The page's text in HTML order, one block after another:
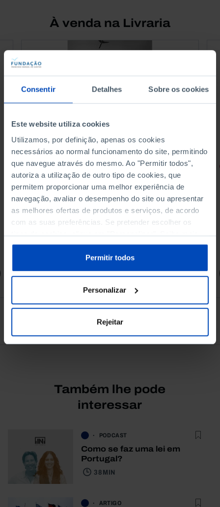
Consentir Detalhes Sobre os cookies
Este website utiliza cookies
Utilizamos, por definição, apenas os cookies
necessários ao normal funcionamento do site, permitindo
que navegue através do mesmo. Ao "Permitir todos",
autoriza a utilização de outro tipo de cookies, que
permitem proporcionar uma melhor experiência de
navegação, avaliar o desempenho do site ou apresentar
as melhores ofertas de produtos e serviços, de acordo
com as suas preferências. Se pretender escolher os
tipos de cookies, clique em "Personalizar". Saiba mais
sobre cookies através da gestão de preferências ou da
Política de Cookies.
Permitir todos
Personalizar
Rejeitar
À venda na Livraria
RETRATOS
Promessas do Futebol
4,50 € 5,00 € -10%
Comprar
Também lhe pode
interessar
PODCAST
Como se faz uma lei em
Portugal?
38 MIN
ARTIGO